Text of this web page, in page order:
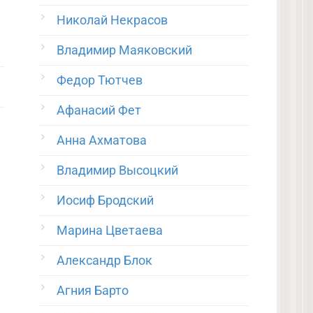
Николай Некрасов
Владимир Маяковский
Федор Тютчев
Афанасий Фет
Анна Ахматова
Владимир Высоцкий
Иосиф Бродский
Марина Цветаева
Александр Блок
Агния Барто